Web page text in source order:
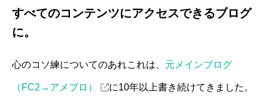
すべてのコンテンツにアクセスできるブログ
に。
心のコソ練についてのあれこれは、 元メインブログ
（FC2→アメブロ） に10年以上書き続けてきました。